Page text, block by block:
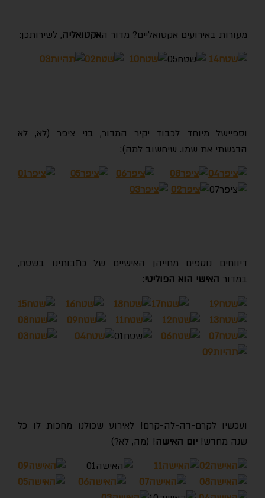
מעורות באירועים אקטואליים? מדור האקטואליה, לשירותכן:
וספיישל מיוחד לכבוד יקיר המדור, בני ציפר (לא, לא
הדגשתי את שמו. שיחשוב למה):
דיווחים נוספים מחייהן האישיים של כתבותינו בשטח,
במדור האישי הוא הפוליטי:
ועכשיו לקרם-דה-לה-קרם! לאירוע שכולנו מחכות לו כל
שנה מחדש! יום האישה! (מה, לא?)